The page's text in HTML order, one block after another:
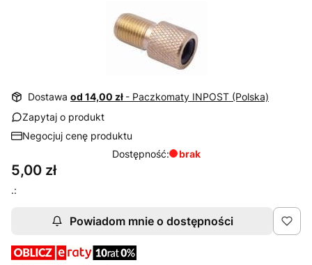
Dostawa od 14,00 zł - Paczkomaty INPOST (Polska)
Zapytaj o produkt
Negocjuj cenę produktu
Dostępność:
brak
Cena
5,00 zł
.:
Powiadom mnie o dostępności